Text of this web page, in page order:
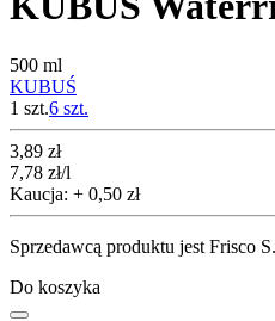
500 ml
KUBUŚ
1 szt.6 szt.
Cena
3,89 zł
7,78 zł/l
Kaucja: + 0,50 zł
Sprzedawcą produktu jest Frisco
Do koszyka